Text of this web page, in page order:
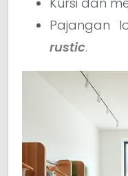
Pajangan
rustic.